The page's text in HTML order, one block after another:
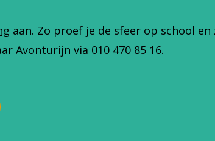
aan. Zo proef je de sfeer op school en
Avonturijn via 010 470 85 16.